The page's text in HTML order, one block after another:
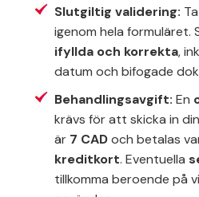
Slutgiltig validering:
igenom hela formuläret.
ifyllda och korrekta,
datum och bifogade
Behandlingsavgift: En
krävs för att skicka in din
är 7 CADoch betalas
kreditkort. Eventuella
tillkomma beroende på